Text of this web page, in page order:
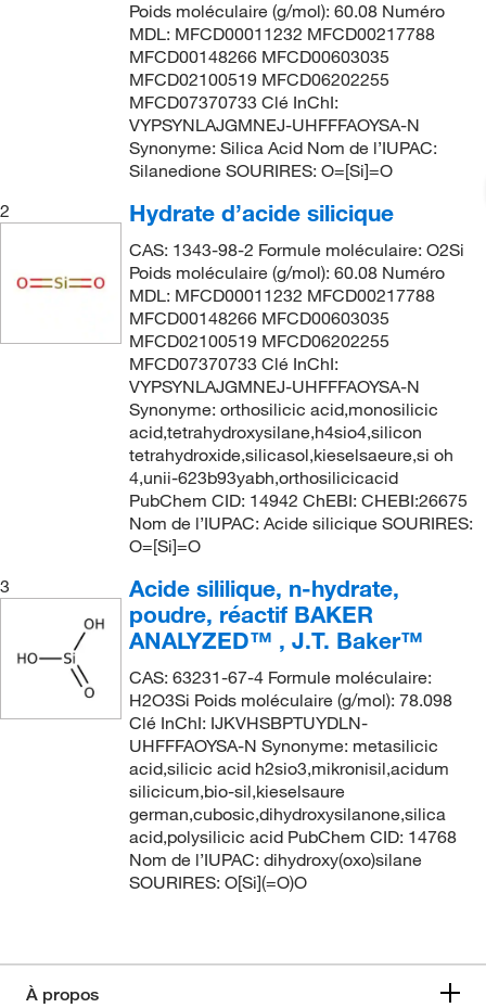
Poids moléculaire (g/mol): 60.08 Numéro
MDL: MFCD00011232 MFCD00217788
MFCD00148266 MFCD00603035
MFCD02100519 MFCD06202255
MFCD07370733 Clé InChI:
VYPSYNLAJGMNEJ-UHFFFAOYSA-N
Synonyme: Silica Acid Nom de l’IUPAC:
Silanedione SOURIRES: O=[Si]=O
2
Hydrate d’acide silicique
CAS: 1343-98-2 Formule moléculaire: O2Si
Poids moléculaire (g/mol): 60.08 Numéro
MDL: MFCD00011232 MFCD00217788
MFCD00148266 MFCD00603035
MFCD02100519 MFCD06202255
MFCD07370733 Clé InChI:
VYPSYNLAJGMNEJ-UHFFFAOYSA-N
Synonyme: orthosilicic acid,monosilicic
acid,tetrahydroxysilane,h4sio4,silicon
tetrahydroxide,silicasol,kieselsaeure,si oh
4,unii-623b93yabh,orthosilicicacid
PubChem CID: 14942 ChEBI: CHEBI:26675
Nom de l’IUPAC: Acide silicique SOURIRES:
O=[Si]=O
3
Acide sililique, n-hydrate,
poudre, réactif BAKER
ANALYZED™ , J.T. Baker™
CAS: 63231-67-4 Formule moléculaire:
H2O3Si Poids moléculaire (g/mol): 78.098
Clé InChI: IJKVHSBPTUYDLN-
UHFFFAOYSA-N Synonyme: metasilicic
acid,silicic acid h2sio3,mikronisil,acidum
silicicum,bio-sil,kieselsaure
german,cubosic,dihydroxysilanone,silica
acid,polysilicic acid PubChem CID: 14768
Nom de l’IUPAC: dihydroxy(oxo)silane
SOURIRES: O[Si](=O)O
À propos